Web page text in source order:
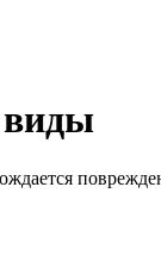
виды